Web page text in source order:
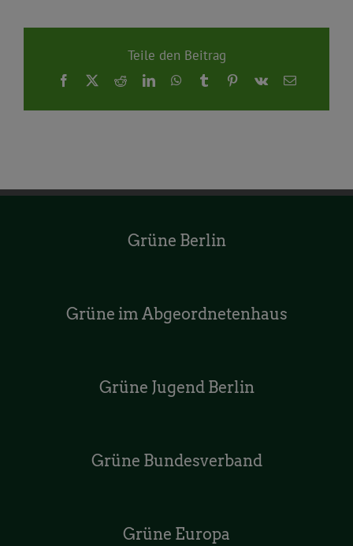
Teile den Beitrag
Facebook
X RedditLinkedInWhatsApp
TumblrPinterest
Vk
E-
Grüne Berlin
Grüne im Abgeordnetenhaus
Grüne Jugend Berlin
Grüne Bundesverband
Grüne Europa